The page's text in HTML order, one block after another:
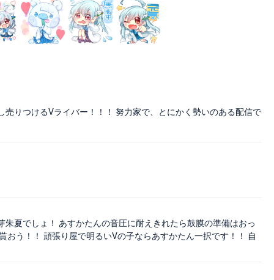
りつけるVライバー！！！ 努力家で、とにかく勢いのある配信で
夏でしょ！ あすかたんの音圧に耐えきれたら鼓膜の準備はおっ
う！！ 頑張り屋で明るいVの子ならあすかたん一択です！！ 自